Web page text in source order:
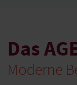
Das
Moderne